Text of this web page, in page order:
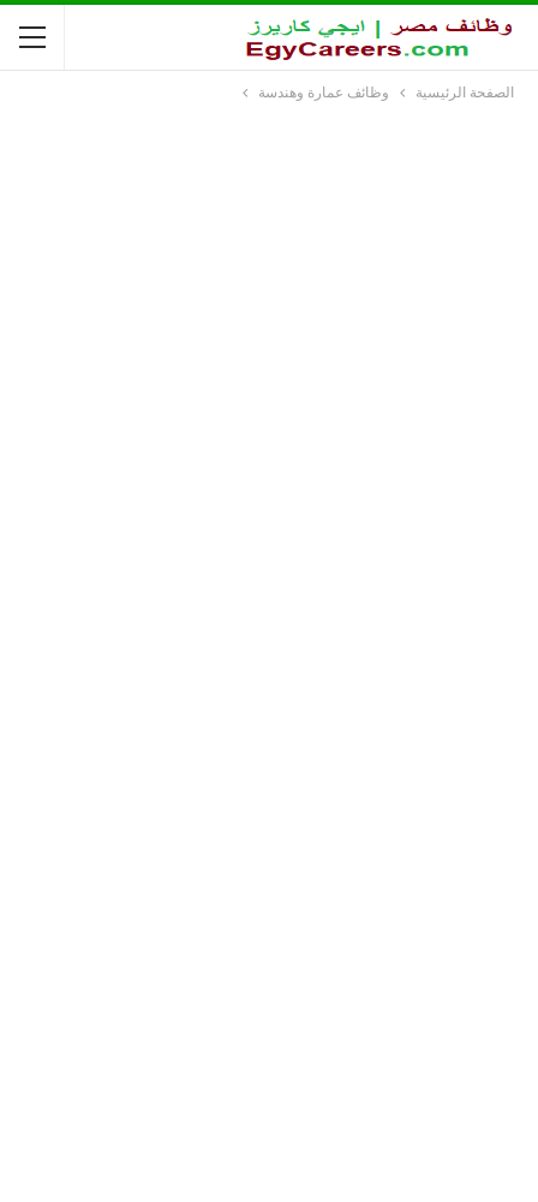
الصفحة الرئيسية وظائف عمارة وهندسة